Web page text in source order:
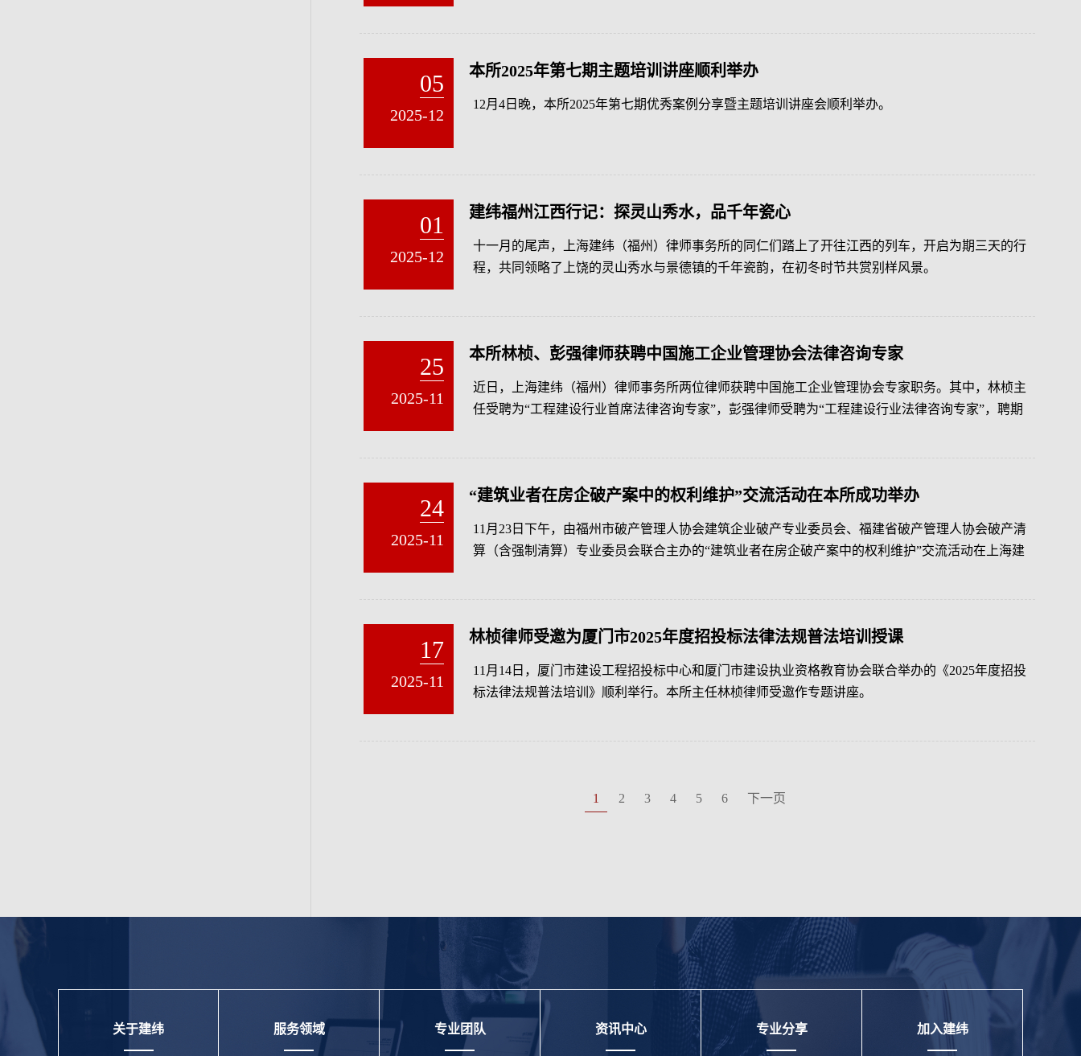
05
2025-12
本所2025年第七期主题培训讲座顺利举办
12月4日晚，本所2025年第七期优秀案例分享暨主题培训讲座会顺利举办。
01
2025-12
建纬福州江西行记：探灵山秀水，品千年瓷心
十一月的尾声，上海建纬（福州）律师事务所的同仁们踏上了开往江西的列车，开启为期三天的行
程，共同领略了上饶的灵山秀水与景德镇的千年瓷韵，在初冬时节共赏别样风景。
25
2025-11
本所林桢、彭强律师获聘中国施工企业管理协会法律咨询专家
近日，上海建纬（福州）律师事务所两位律师获聘中国施工企业管理协会专家职务。其中，林桢主
任受聘为“工程建设行业首席法律咨询专家”，彭强律师受聘为“工程建设行业法律咨询专家”，聘期
24
2025-11
“建筑业者在房企破产案中的权利维护”交流活动在本所成功举办
11月23日下午，由福州市破产管理人协会建筑企业破产专业委员会、福建省破产管理人协会破产清
算（含强制清算）专业委员会联合主办的“建筑业者在房企破产案中的权利维护”交流活动在上海建
17
2025-11
林桢律师受邀为厦门市2025年度招投标法律法规普法培训授课
11月14日，厦门市建设工程招投标中心和厦门市建设执业资格教育协会联合举办的《2025年度招投
标法律法规普法培训》顺利举行。本所主任林桢律师受邀作专题讲座。
1 2 3 4 5 6 下一页
关于建纬 服务领域 专业团队 资讯中心 专业分享 加入建纬